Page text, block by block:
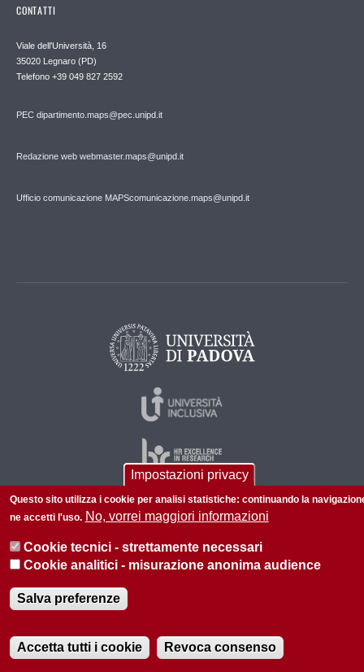
CONTATTI
Viale dell'Università, 16
35020 Legnaro (PD)
Telefono +39 049 827 2592
PEC dipartimento.maps@pec.unipd.it
Redazione web webmaster.maps@unipd.it
Ufficio comunicazione MAPScomunicazione.maps@unipd.it
P.I. 00742430283 C.F. 80006480281
Impostazioni privacy
Questo sito utilizza i cookie per analisi statistiche: continuando la
ne accetti l'uso. No, vorrei maggiori informazioni
Cookie tecnici - strettamente necessari
Cookie analitici - misurazione anonima audience
Salva preferenze
Accetta tutti i cookie Revoca consenso